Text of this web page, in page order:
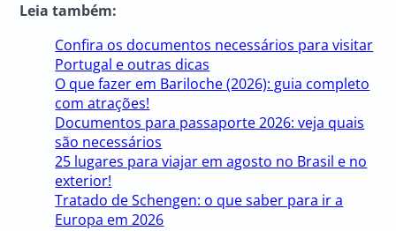
Leia também:
Confira os documentos necessários para visitar
Portugal e outras dicas
O que fazer em Bariloche (2026): guia completo
com atrações!
Documentos para passaporte 2026: veja quais
são necessários
25 lugares para viajar em agosto no Brasil e no
exterior!
Tratado de Schengen: o que saber para ir a
Europa em 2026